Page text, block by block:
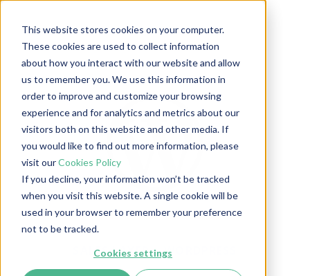
This website stores cookies on your computer.
These cookies are used to collect information
about how you interact with our website and allow
us to remember you. We use this information in
order to improve and customize your browsing
experience and for analytics and metrics about our
visitors both on this website and other media. If
you would like to find out more information, please
visit ourCookies Policy
If you decline, your information won’t be tracked
when you visit this website. A single cookie will be
used in your browser to remember your preference
not to be tracked.
Cookies settings
SALES LAYER + WORDPRESS